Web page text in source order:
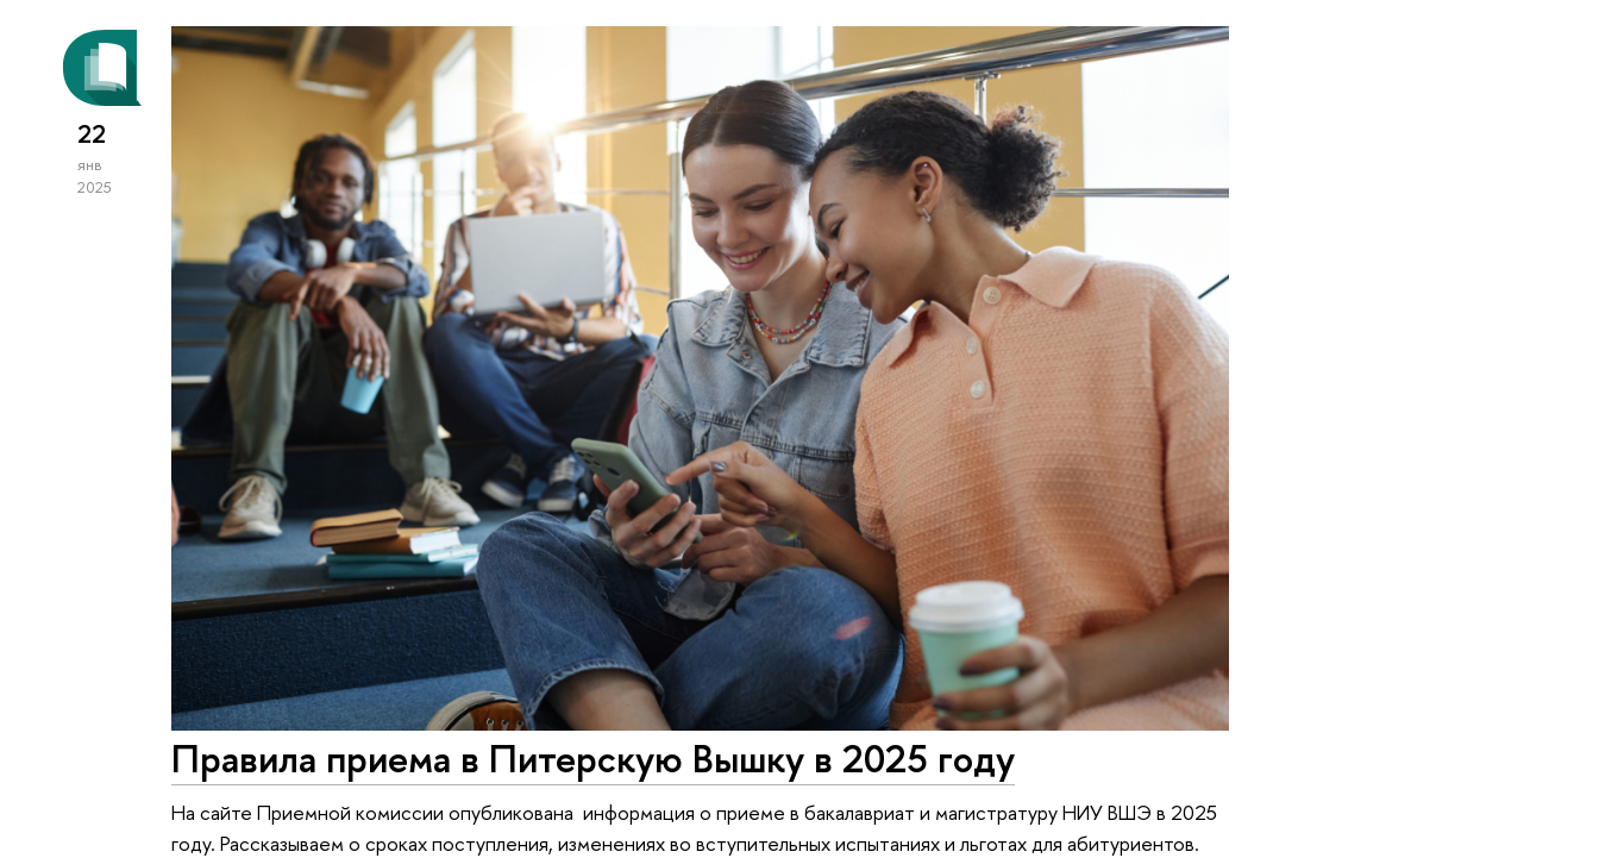
22
янв
2025
Правила приема в Питерскую Вышку в 2025 году
На сайте Приемной комиссии опубликована информация о приеме в бакалавриат и магистратуру НИУ ВШЭ в 2025
году. Рассказываем о сроках поступления, изменениях во вступительных испытаниях и льготах для абитуриентов.